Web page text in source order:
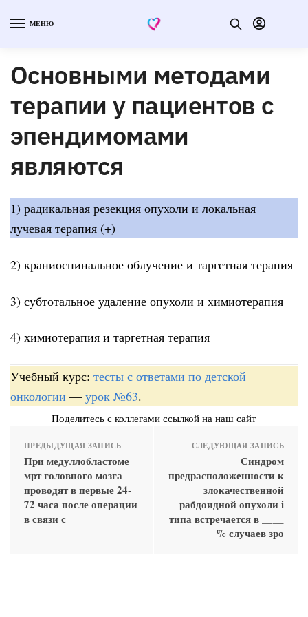
МЕНЮ
Основными методами
терапии у пациентов с
эпендимомами
являются
1) радикальная резекция опухоли и локальная
лучевая терапия (+)
2) краниоспинальное облучение и таргетная терапия
3) субтотальное удаление опухоли и химиотерапия
4) химиотерапия и таргетная терапия
Учебный курс: тесты с ответами по детской
онкологии — урок №63.
Поделитесь с коллегами ссылкой на наш сайт
ПРЕДЫДУЩАЯ ЗАПИСЬ
При медуллобластоме
мрт головного мозга
проводят в первые 24-
72 часа после операции
в связи с
СЛЕДУЮЩАЯ ЗАПИСЬ
Синдром
предрасположенности к
злокачественной
рабдоидной опухоли i
типа встречается в ____
% случаев зро